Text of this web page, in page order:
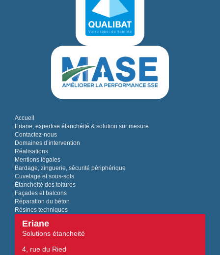
Accueil
Eriane, expertise étanchéité & solution sur mesure
Contactez-nous
Domaines d’intervention
Réalisations
Mentions légales
Bardage, zinguerie, sécurité périphérique
Cuvelage et sous-sols
Étanchéité des toitures
Façades et balcons
Réparation du béton
Résines techniques
Eriane
Solutions étancheité
4, rue du Ried